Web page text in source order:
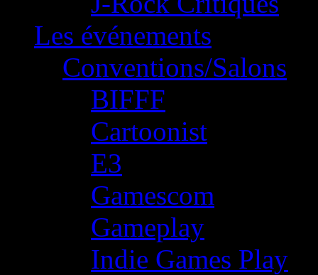
Les événements
Conventions/Salons
BIFFF
Cartoonist
E3
Gamescom
Gameplay
Indie Games Play